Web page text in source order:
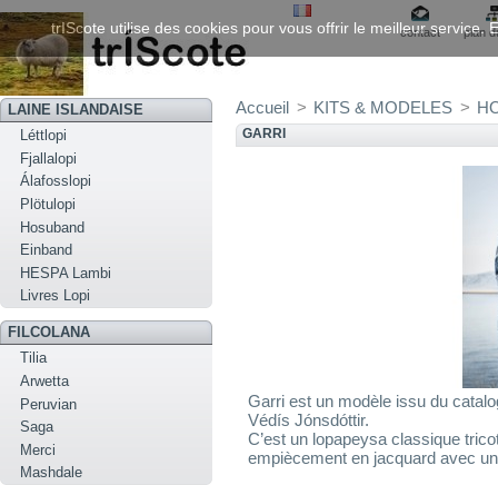
contact plan
LAINE ISLANDAISE
Léttlopi
Fjallalopi
Álafosslopi
Plötulopi
Hosuband
Einband
HESPA Lambi
Livres Lopi
FILCOLANA
Tilia
Arwetta
Peruvian
Saga
Merci
Mashdale
Accueil > KITS & MODELES >
GARRI
Garri est un modèle issu du
Védís Jónsdóttir.
C’est un lopapeysa classique
empiècement en jacquard avec
trIScote utilise des cookies pour vous offrir le meilleur